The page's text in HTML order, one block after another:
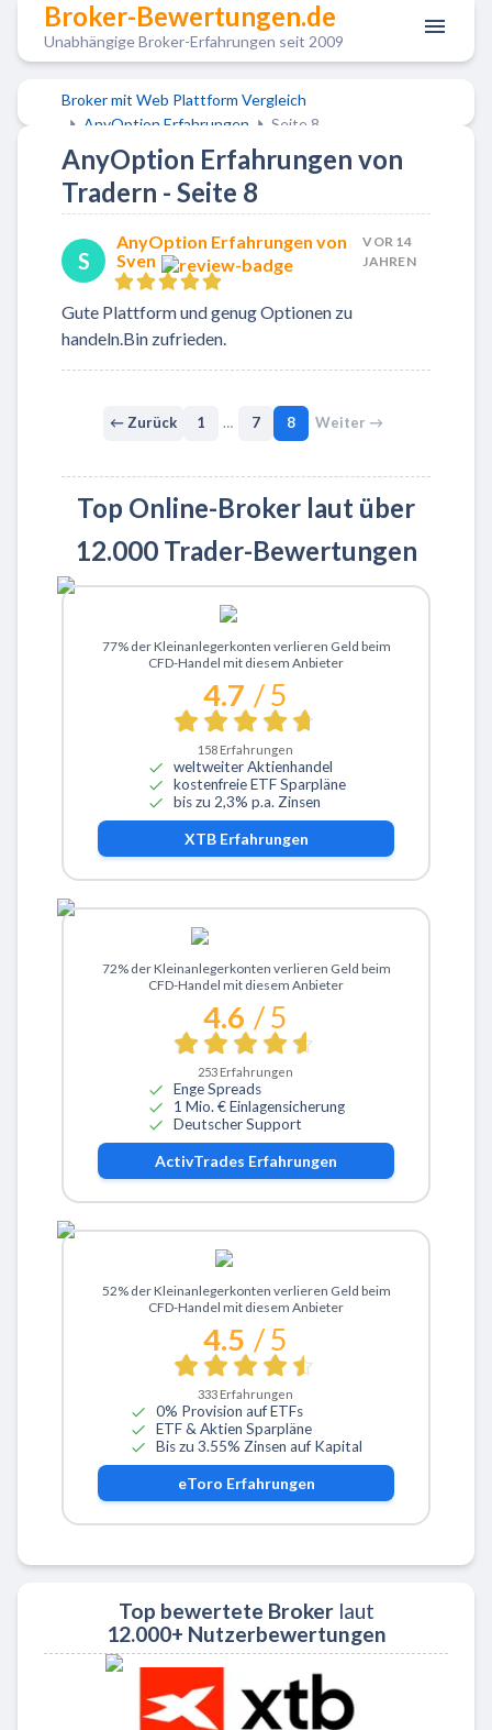
Broker-Bewertungen.de
Unabhängige Broker-Erfahrungen seit 2009
Broker mit Web Plattform Vergleich
AnyOption Erfahrungen
Seite 8
AnyOption Erfahrungen von
Tradern - Seite 8
S
AnyOption Erfahrungen von
Sven
VOR 14
JAHREN
Gute Plattform und genug Optionen zu
handeln.Bin zufrieden.
← Zurück 1 … 7 8 Weiter →
Top Online-Broker laut über
12.000 Trader-Bewertungen
Zu XTB
77% der Kleinanlegerkonten verlieren Geld beim
CFD-Handel mit diesem Anbieter
4.7 / 5
158 Erfahrungen
weltweiter Aktienhandel
kostenfreie ETF Sparpläne
bis zu 2,3% p.a. Zinsen
XTBErfahrungen
Zu ActivTrades
72% der Kleinanlegerkonten verlieren Geld beim
CFD-Handel mit diesem Anbieter
4.6 / 5
253 Erfahrungen
Enge Spreads
1 Mio. € Einlagensicherung
Deutscher Support
ActivTrades Erfahrungen
Zu eToro
52% der Kleinanlegerkonten verlieren Geld beim
CFD-Handel mit diesem Anbieter
4.5 / 5
333 Erfahrungen
0% Provision auf ETFs
ETF & Aktien Sparpläne
Bis zu 3.55% Zinsen auf Kapital
eToro Erfahrungen
Top bewertete Brokerlaut
12.000+ Nutzerbewertungen